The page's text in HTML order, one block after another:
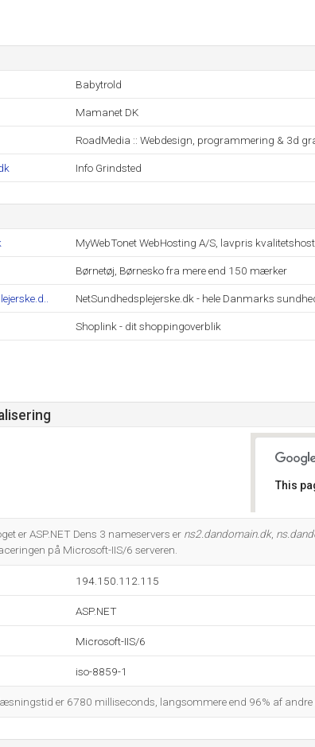
Babytrold
Mamanet DK
RoadMedia :: Webdesign, programmering & 3d
Info Grindsted
MyWebTonet WebHosting A/S, lavpris
Børnetøj, Børnesko fra mere end 150 mærker
NetSundhedsplejerske.dk - hele Danmarks
Shoplink - dit shoppingoverblik
This
er ASP.NET Dens 3 nameservers er ns2.dandomain.dk,
på Microsoft-IIS/6 serveren.
194.150.112.115
ASP.NET
Microsoft-IIS/6
iso-8859-1
er 6780 milliseconds, langsommere end 96% af andre